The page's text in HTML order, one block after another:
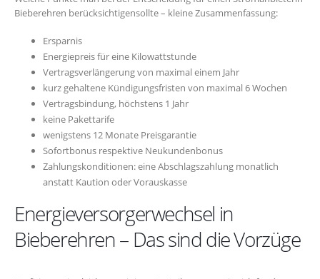
Bieberehren berücksichtigensollte – kleine Zusammenfassung:
Ersparnis
Energiepreis für eine Kilowattstunde
Vertragsverlängerung von maximal einem Jahr
kurz gehaltene Kündigungsfristen von maximal 6 Wochen
Vertragsbindung, höchstens 1 Jahr
keine Pakettarife
wenigstens 12 Monate Preisgarantie
Sofortbonus respektive Neukundenbonus
Zahlungskonditionen: eine Abschlagszahlung monatlich
anstatt Kaution oder Vorauskasse
Energieversorgerwechsel in
Bieberehren – Das sind die Vorzüge